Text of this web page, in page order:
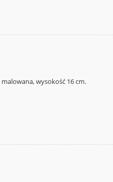
wysokość 16cm.